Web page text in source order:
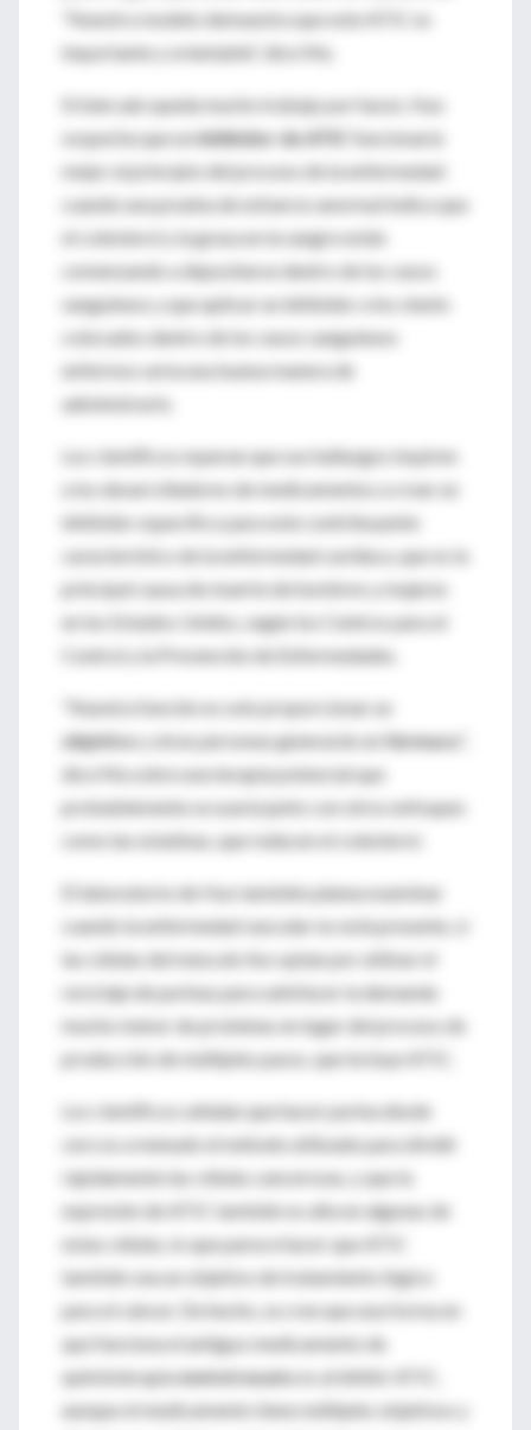
“Nuestro modelo demuestra que este ATIC es
importante y orientable”, dice Ma.
Si bien aún queda mucho trabajo por hacer, Huo
sospecha que uninhibidor de ATIC
funcionaría
mejor al principio del proceso de la enfermedad
cuando una prueba de esfuerzo anormal indica que
el colesterol y la grasa en la sangre están
comenzando a depositarse dentro de los vasos
sanguíneos y que aplicar un inhibidor a los stents
colocados dentro de los vasos sanguíneos
enfermos sería una buena manera de
administrarlo.
Los científicos esperan que sus hallazgos inspiren
a los desarrolladores de medicamentos a crear un
inhibidor específico para este contribuyente
característico de la enfermedad cardíaca, que es la
principal causa de muerte de hombres y mujeres
en los Estados Unidos, según los Centros para el
Control y la Prevención de Enfermedades.
“Nuestra función es solo proporcionar un
objetivoy otras personas generarán un fármaco
dice Ma sobre una terapia potencial que
probablemente se usaría junto con otros enfoques
como las estatinas, que reducen el colesterol.
El laboratorio de Huo también planea examinar
cuando la enfermedad vascular no está presente, si
las células del músculo liso optan por utilizar el
reciclaje de purinas para satisfacer la demanda
mucho menor de proteínas en lugar del proceso de
producción de múltiples pasos, que incluye ATIC.
Los científicos señalan que hacer purina desde
cero es a menudo el método utilizado para dividir
rápidamente las células cancerosas, y que la
expresión de ATIC también es alta en algunas de
estas células, lo que parece hacer que ATIC
también sea un objetivo de tratamiento lógico
para el cáncer. De hecho, se cree que una forma en
que funciona el antiguo medicamento de
quimioterapiametotrexatoes al inhibir ATIC,
aunque el medicamento tiene múltiples objetivos y